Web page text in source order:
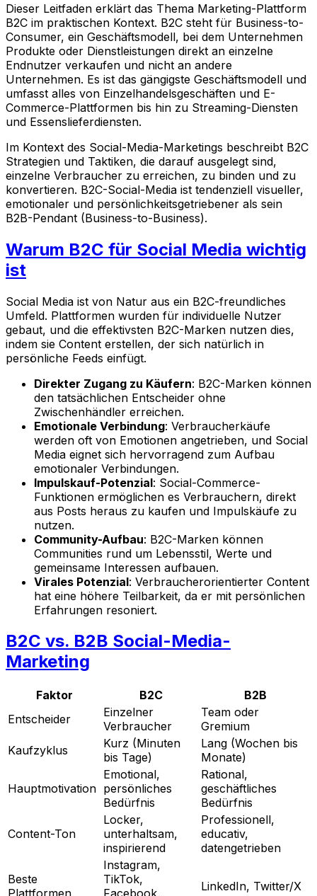
Dieser Leitfaden erklärt das Thema Marketing-Plattform
B2C im praktischen Kontext. B2C steht für Business-to-
Consumer, ein Geschäftsmodell, bei dem Unternehmen
Produkte oder Dienstleistungen direkt an einzelne
Endnutzer verkaufen und nicht an andere
Unternehmen. Es ist das gängigste Geschäftsmodell und
umfasst alles von Einzelhandelsgeschäften und E-
Commerce-Plattformen bis hin zu Streaming-Diensten
und Essenslieferdiensten.
Im Kontext des Social-Media-Marketings beschreibt B2C
Strategien und Taktiken, die darauf ausgelegt sind,
einzelne Verbraucher zu erreichen, zu binden und zu
konvertieren. B2C-Social-Media ist tendenziell visueller,
emotionaler und persönlichkeitsgetriebener als sein
B2B-Pendant (Business-to-Business).
Warum B2C für Social Media wichtig
ist
Social Media ist von Natur aus ein B2C-freundliches
Umfeld. Plattformen wurden für individuelle Nutzer
gebaut, und die effektivsten B2C-Marken nutzen dies,
indem sie Content erstellen, der sich natürlich in
persönliche Feeds einfügt.
Direkter Zugang zu Käufern: B2C-Marken können
den tatsächlichen Entscheider ohne
Zwischenhändler erreichen.
Emotionale Verbindung: Verbraucherkäufe
werden oft von Emotionen angetrieben, und Social
Media eignet sich hervorragend zum Aufbau
emotionaler Verbindungen.
Impulskauf-Potenzial: Social-Commerce-
Funktionen ermöglichen es Verbrauchern, direkt
aus Posts heraus zu kaufen und Impulskäufe zu
nutzen.
Community-Aufbau: B2C-Marken können
Communities rund um Lebensstil, Werte und
gemeinsame Interessen aufbauen.
Virales Potenzial: Verbraucherorientierter Content
hat eine höhere Teilbarkeit, da er mit persönlichen
Erfahrungen resoniert.
B2C vs. B2B Social-Media-
Marketing
Faktor B2C
B2B
Entscheider
Einzelner
Verbraucher
Team oder
Gremium
Kaufzyklus
Kurz (Minuten
bis Tage)
Lang (Wochen bis
Monate)
Hauptmotivation
Emotional,
persönliches
Bedürfnis
Rational,
geschäftliches
Bedürfnis
Content-Ton
Locker,
unterhaltsam,
inspirierend
Professionell,
educativ,
datengetrieben
Beste
Instagram,
TikTok,
LinkedIn, Twitter/X